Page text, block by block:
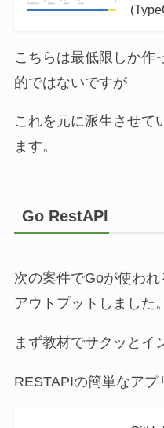
こちらは最低限しか作
的ではないですが
これを元に派生させて
ます。
Go RestAPI
次の案件でGoが使わ
アウトプットしました。
まず教材でサクッとイ
RESTAPIの簡単なアプ